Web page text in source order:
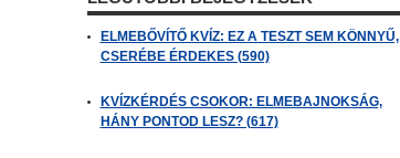
ELMEBŐVÍTŐ KVÍZ: EZ A TESZT SEM KÖNNYŰ,
CSERÉBE ÉRDEKES (590)
KVÍZKÉRDÉS CSOKOR: ELMEBAJNOKSÁG,
HÁNY PONTOD LESZ? (617)